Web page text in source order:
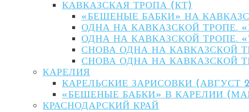
КАВКАЗСКАЯ ТРОПА (КТ)
«БЕШЕНЫЕ БАБКИ» НА
ОДНА НА КАВКАЗСКОЙ ТРОПЕ.
ОДНА НА КАВКАЗСКОЙ ТРОПЕ.
СНОВА ОДНА НА КАВКАЗСКОЙ
СНОВА ОДНА НА КАВКАЗСКОЙ
КАРЕЛИЯ
КАРЕЛЬСКИЕ ЗАРИСОВКИ (АВГУСТ
«БЕШЕНЫЕ БАБКИ» В КАРЕЛИИ
КРАСНОДАРСКИЙ КРАЙ